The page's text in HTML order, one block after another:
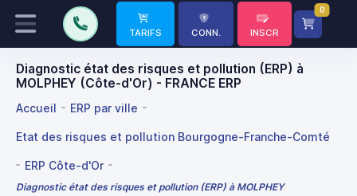
TARIFS CONN. INSCR
0
Diagnostic état des risques et pollution (ERP) à
MOLPHEY (Côte-d'Or) - FRANCE ERP
Accueil ERP par ville
Etat des risques et pollution Bourgogne-Franche-Comté
ERP Côte-d'Or
Diagnostic état des risques et pollution (ERP) à MOLPHEY